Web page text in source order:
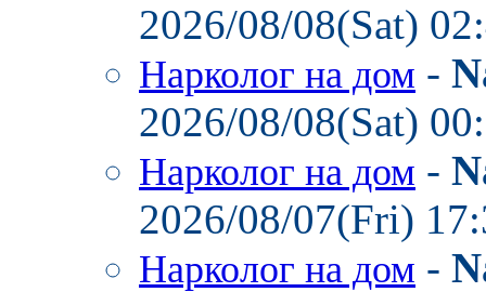
2026/08/08(Sat)
Нарколог на дом -
2026/08/08(Sat)
Нарколог на дом -
2026/08/07(Fri)
Нарколог на дом -